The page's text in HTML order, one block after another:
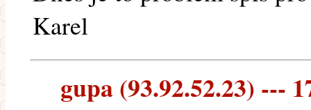
Karel
gupa (93.92.52.23) ---